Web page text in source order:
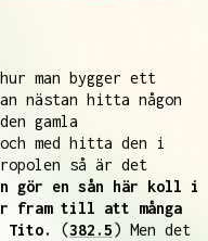
man bygger ett
nästan hitta någon
gamla
med hitta den i
så är det
gör en sån här koll i
fram till att många
Tito.
(382.5) Men det